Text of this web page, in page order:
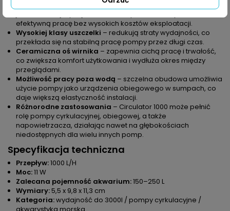
– niskie zużycie prądu przy
efektywną pracę bez wysokich kosztów eksploatacji.
Wysokiej klasy uszczelki – redukują straty wydajności, co
przekłada się na stabilną pracę pompy przez długi czas.
Ceramiczna oś wirnika – zapewnia cichą pracę i trwałość,
co zwiększa komfort użytkowania i wydłuża okres między
przeglądami.
Możliwość pracy poza wodą – szczelna obudowa umożliwia
użycie pompy jako urządzenia obiegowego w sumpach, co
daje większą elastyczność instalacji.
Różnorodne zastosowania – Circulator 1000 może pełnić
rolę pompy cyrkulacyjnej, obiegowej, a także
napowietrzacza, działając nawet na głębokościach
niedostępnych dla wielu innych pomp.
Specyfikacja techniczna
Przepływ:1000 L/H
Moc:11 W
Zalecana pojemność akwarium:150–250 L
Wymiary:5,5 x 9,8 x 11,3 cm
Kategoria:wydajność do 3000l / pompy cyrkulacyjne /